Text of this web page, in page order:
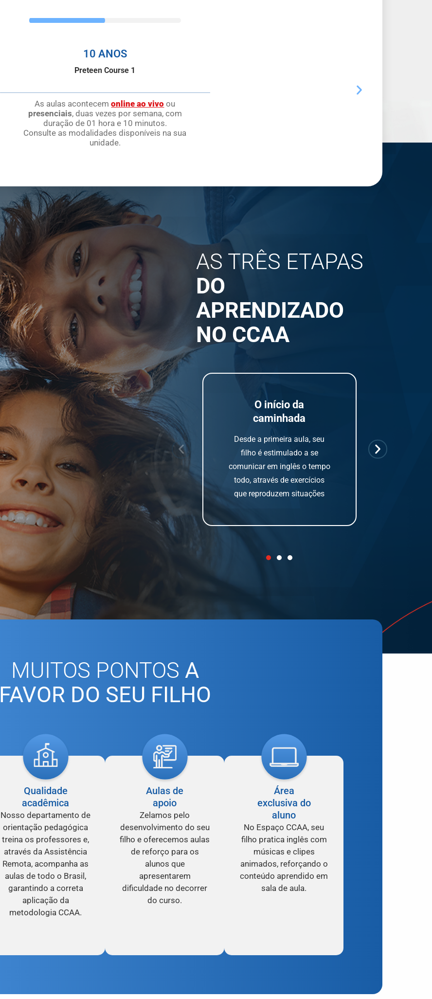
10 ANOS
Preteen Course 1
As aulas acontecemonline ao vivo ou
presenciais, duas vezes por semana, com
duração de 01 hora e 10 minutos.
Consulte as modalidades disponíveis na sua
unidade.
AS TRÊS ETAPAS
DO
APRENDIZADO
NO CCAA
O início da
caminhada
Desde a primeira aula, seu
filho é estimulado a se
comunicar em inglês o tempo
todo, através de exercícios
que reproduzem situações
estímulo
MUITOS PONTOS A
FAVOR DO SEU FILHO
Qualidade
acadêmica
Nosso departamento de
orientação pedagógica
treina os professores e,
através da Assistência
Remota, acompanha as
aulas de todo o Brasil,
garantindo a correta
aplicação da
metodologia CCAA.
Aulas de
apoio
Zelamos pelo
desenvolvimento do seu
filho e oferecemos aulas
de reforço para os
alunos que
apresentarem
dificuldade no decorrer
do curso.
Área
exclusiva do
aluno
No Espaço CCAA, seu
filho pratica inglês com
músicas e clipes
animados, reforçando o
conteúdo aprendido em
sala de aula.